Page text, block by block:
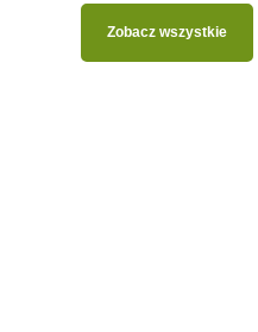
Zobacz wszystkie